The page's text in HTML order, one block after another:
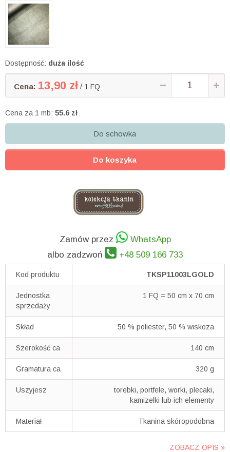
Dostępność: duża ilość
Cena: 13,90 zł / 1 FQ
Cena za 1 mb: 55.6 zł
Do schowka
Do koszyka
Zamów przez
WhatsApp
albo zadzwoń
+48 509 166 733
Kod produktu TKSP11003LGOLD
Jednostka
sprzedaży
1 FQ = 50 cm x 70 cm
Skład 50 % poliester, 50 % wiskoza
Szerokość ca 140 cm
Gramatura ca 320 g
Uszyjesz
torebki, portfele, worki, plecaki,
kamizelki lub ich elementy
Materiał Tkanina skóropodobna
ZOBACZ OPIS »